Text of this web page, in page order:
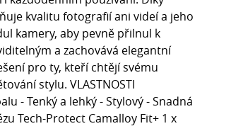
kvalitu fotografií ani videí a jeho
kamery, aby pevně přilnul k
a zachovává elegantní
pro ty, kteří chtějí svému
stylu. VLASTNOSTI
- Tenký a lehký - Stylový - Snadná
Tech-Protect Camalloy Fit+ 1 x